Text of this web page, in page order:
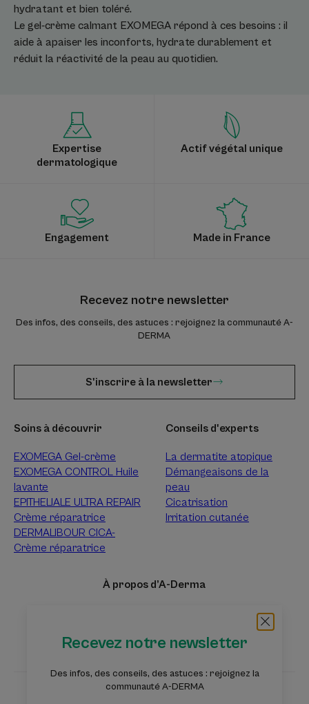
hydratant et bien toléré.
Le gel-crème calmant EXOMEGA répond à ces besoins : il
aide à apaiser les inconforts, hydrate durablement et
réduit la réactivité de la peau au quotidien.
Recevez notre newsletter
Des infos, des conseils, des astuces : rejoignez la
communauté A-DERMA
Expertise
dermatologique
Actif végétal unique
Engagement Made in France
Recevez notre newsletter
Des infos, des conseils, des astuces : rejoignez la communauté A-
DERMA
S'inscrire à la newsletter
Soins à découvrir
EXOMEGA Gel-crème
EXOMEGA CONTROL Huile
lavante
EPITHELIALE ULTRA REPAIR
Crème réparatrice
DERMALIBOUR CICA-
Crème réparatrice
Conseils d'experts
La dermatite atopique
Démangeaisons de la
peau
Cicatrisation
Irritation cutanée
À propos d’A-Derma
Contact